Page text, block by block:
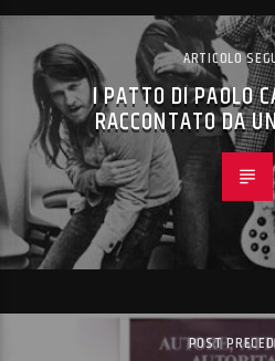
ARTICOLO
I PATTO DI PAOLO
RACCONTATO DA
POST